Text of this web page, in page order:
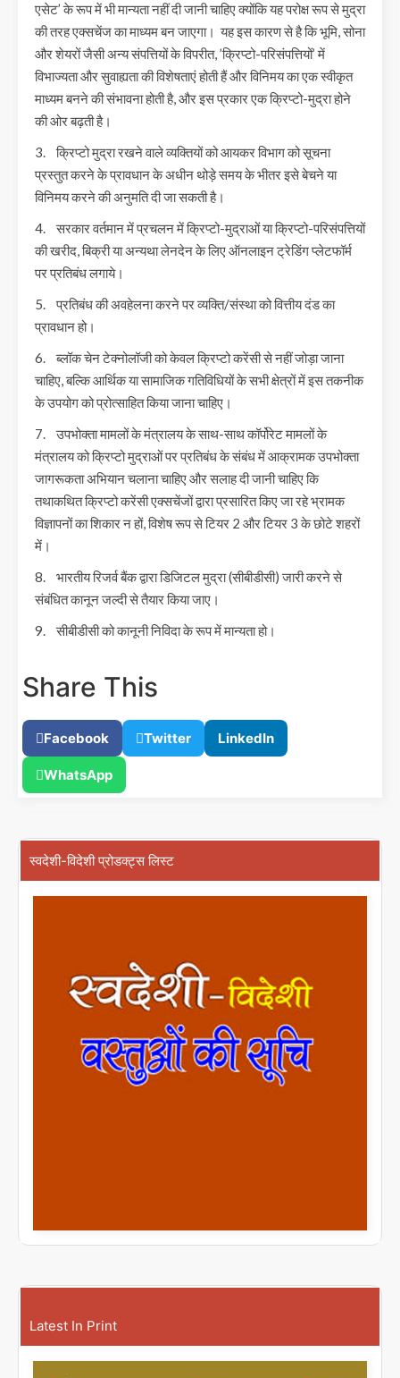
एसेट’ के रूप में भी मान्यता नहीं दी जानी चाहिए क्योंकि यह परोक्ष रूप से मुद्रा
की तरह एक्सचेंज का माध्यम बन जाएगा। यह इस कारण से है कि भूमि, सोना
और शेयरों जैसी अन्य संपत्तियों के विपरीत, ’क्रिप्टो-परिसंपत्तियों’ में
विभाज्यता और सुवाह्यता की विशेषताएं होती हैं और विनिमय का एक स्वीकृत
माध्यम बनने की संभावना होती है, और इस प्रकार एक क्रिप्टो-मुद्रा होने
की ओर बढ़ती है।
3. क्रिप्टो मुद्रा रखने वाले व्यक्तियों को आयकर विभाग को सूचना
प्रस्तुत करने के प्रावधान के अधीन थोड़े समय के भीतर इसे बेचने या
विनिमय करने की अनुमति दी जा सकती है।
4. सरकार वर्तमान में प्रचलन में क्रिप्टो-मुद्राओं या क्रिप्टो-परिसंपत्तियों
की खरीद, बिक्री या अन्यथा लेनदेन के लिए ऑनलाइन ट्रेडिंग प्लेटफॉर्म
पर प्रतिबंध लगाये।
5. प्रतिबंध की अवहेलना करने पर व्यक्ति/संस्था को वित्तीय दंड का
प्रावधान हो।
6. ब्लॉक चेन टेक्नोलॉजी को केवल क्रिप्टो करेंसी से नहीं जोड़ा जाना
चाहिए, बल्कि आर्थिक या सामाजिक गतिविधियों के सभी क्षेत्रों में इस तकनीक
के उपयोग को प्रोत्साहित किया जाना चाहिए।
7. उपभोक्ता मामलों के मंत्रालय के साथ-साथ कॉर्पोरेट मामलों के
मंत्रालय को क्रिप्टो मुद्राओं पर प्रतिबंध के संबंध में आक्रामक उपभोक्ता
जागरूकता अभियान चलाना चाहिए और सलाह दी जानी चाहिए कि
तथाकथित क्रिप्टो करेंसी एक्सचेंजों द्वारा प्रसारित किए जा रहे भ्रामक
विज्ञापनों का शिकार न हों, विशेष रूप से टियर 2 और टियर 3 के छोटे शहरों
में।
8. भारतीय रिजर्व बैंक द्वारा डिजिटल मुद्रा (सीबीडीसी) जारी करने से
संबंधित कानून जल्दी से तैयार किया जाए।
9. सीबीडीसी को कानूनी निविदा के रूप में मान्यता हो।
Share This
Facebook Twitter LinkedIn
WhatsApp
स्वदेशी-विदेशी प्रोडक्ट्स लिस्ट
Latest In Print